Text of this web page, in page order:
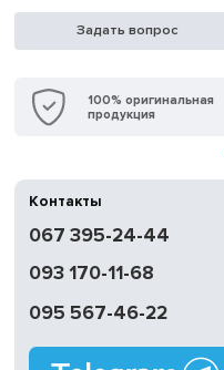
Задать вопрос
100% оригинальная
продукция
Контакты
067 395-24-44
093 170-11-68
095 567-46-22